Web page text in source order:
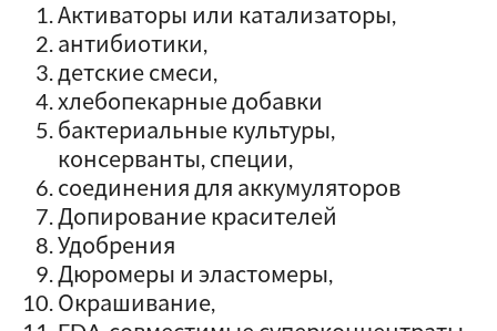
Активаторы или катализаторы,
антибиотики,
детские смеси,
хлебопекарные добавки
бактериальные культуры,
консерванты, специи,
соединения для аккумуляторов
Допирование красителей
Удобрения
Дюромеры и эластомеры,
Окрашивание,